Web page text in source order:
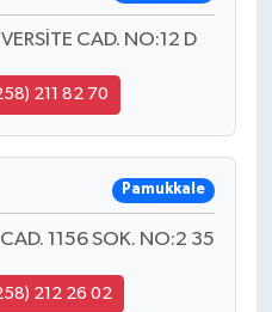
CAD. NO:12 D
211 82 70
Pamukkale
1156 SOK. NO:2 35
212 26 02